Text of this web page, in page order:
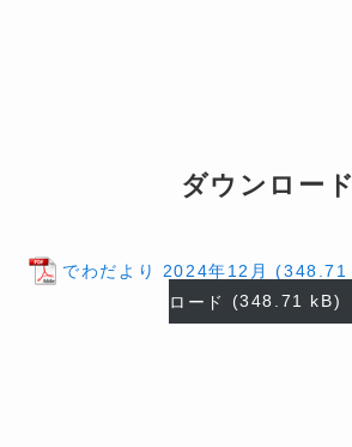
ダウンロード
でわだより 2024年12月
ロード